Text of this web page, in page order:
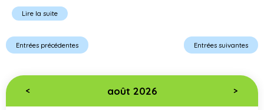
Lire la suite
Entrées précédentes Entrées suivantes
< août 2026 >